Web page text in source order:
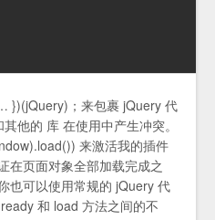
})(jQuery)；来包裹 jQuery 代
他的 库 在使用中产生冲突。
来激活我的插件
在页面对象全部加载完成之
也可以使用常规的 jQuery 代
和 load 方法之间的不